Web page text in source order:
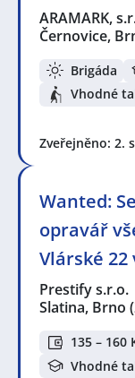
ARAMARK,
Černovice,
Brigáda
Vhodné
Zveřejněno: 2.
Wanted:
opravář
Vlárské 22
Prestify s.r.o.
Slatina, Brno
135 – 160
Vhodné